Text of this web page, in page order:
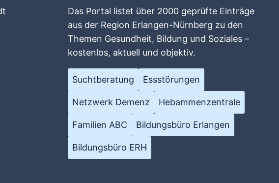
Das Portal listet über 2000 geprüfte Einträge
aus der Region Erlangen-Nürnberg zu den
Themen Gesundheit, Bildung und Soziales –
kostenlos, aktuell und objektiv.
Suchtberatung Essstörungen
Netzwerk Demenz Hebammenzentrale
Familien ABC Bildungsbüro Erlangen
Bildungsbüro ERH